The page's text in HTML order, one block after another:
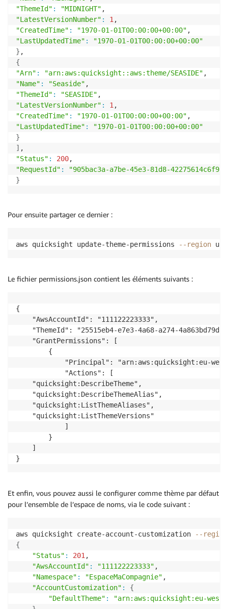
"ThemeId" : "MIDNIGHT"
"LatestVersionNumber" : 1
"CreatedTime" : "1970-01-01T00:00:00+00:00"
"LastUpdatedTime" :
"1970-01-01T00:00:00+00:00"
}
{
"Arn" : "arn:aws:quicksight::aws:theme/SEASIDE"
"Name" : "Seaside"
"ThemeId" : "SEASIDE"
"LatestVersionNumber" : 1
"CreatedTime" : "1970-01-01T00:00:00+00:00"
"LastUpdatedTime" :
"1970-01-01T00:00:00+00:00"
}
]
"Status" : 200
"RequestId" :
"905bac3a-a7be-45e3-81d8-42275614c6f9"
}
Pour ensuite partager ce dernier :
aws quicksight update-theme-permissions --region
Le fichier permissions.json contient les éléments suivants :
{
    "AwsAccountId": "111122223333",
"ThemeId": "25515eb4-e7e3-4a68-a274-
    "GrantPermissions": [
        {
"Principal": "arn:aws:quicksight:eu-
            "Actions": [
    "quicksight:DescribeTheme",
    "quicksight:DescribeThemeAlias",
    "quicksight:ListThemeAliases",
    "quicksight:ListThemeVersions"
            ]
        }
    ]
Et enfin, vous pouvez aussi le configurer comme thème par défaut
pour l’ensemble de l’espace de noms, via le code suivant :
aws quicksight create-account-customization --region
{
"Status" : 201 ,
"AwsAccountId" : "111122223333" ,
"Namespace" : "EspaceMaCompagnie" ,
"AccountCustomization" :
{
"DefaultTheme" :
"arn:aws:quicksight:eu-west-